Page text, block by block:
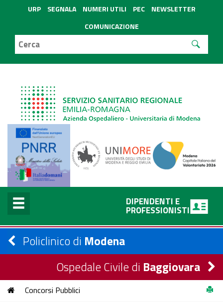
URP SEGNALA NUMERI UTILI PEC
NEWSLETTER
COMUNICAZIONE
DIPENDENTI E
PROFESSIONISTI
Policlinico di Modena
Ospedale Civile di Baggiovara
Concorsi Pubblici